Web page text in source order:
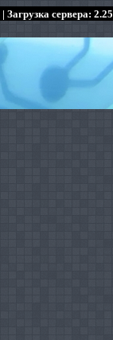
| Загрузка сервера: 2.25